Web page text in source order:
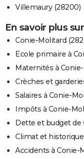
Villemaury (28200)
En savoir plus
Conie-Molitard
Ecole primaire à
Maternités à
Crèches et
Salaires à Conie-
Impôts à Conie-
Dette et budget de
Climat et
Accidents à Conie-